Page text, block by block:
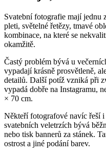
Svatební fotografie mají jednu
pleti, světelné řetězy, tmavé
kombinace, na které se
okamžitě.
Častý problém bývá u
vypadají krásně prosvětleně,
detailů. Další potíž vzniká při
vypadá dobře na Instagramu,
× 70 cm.
Někteří fotografové navíc řeší
svatebních veletrzích bývá
nebo tisk bannerů za stánek.
ostrost a jiné podání barev.